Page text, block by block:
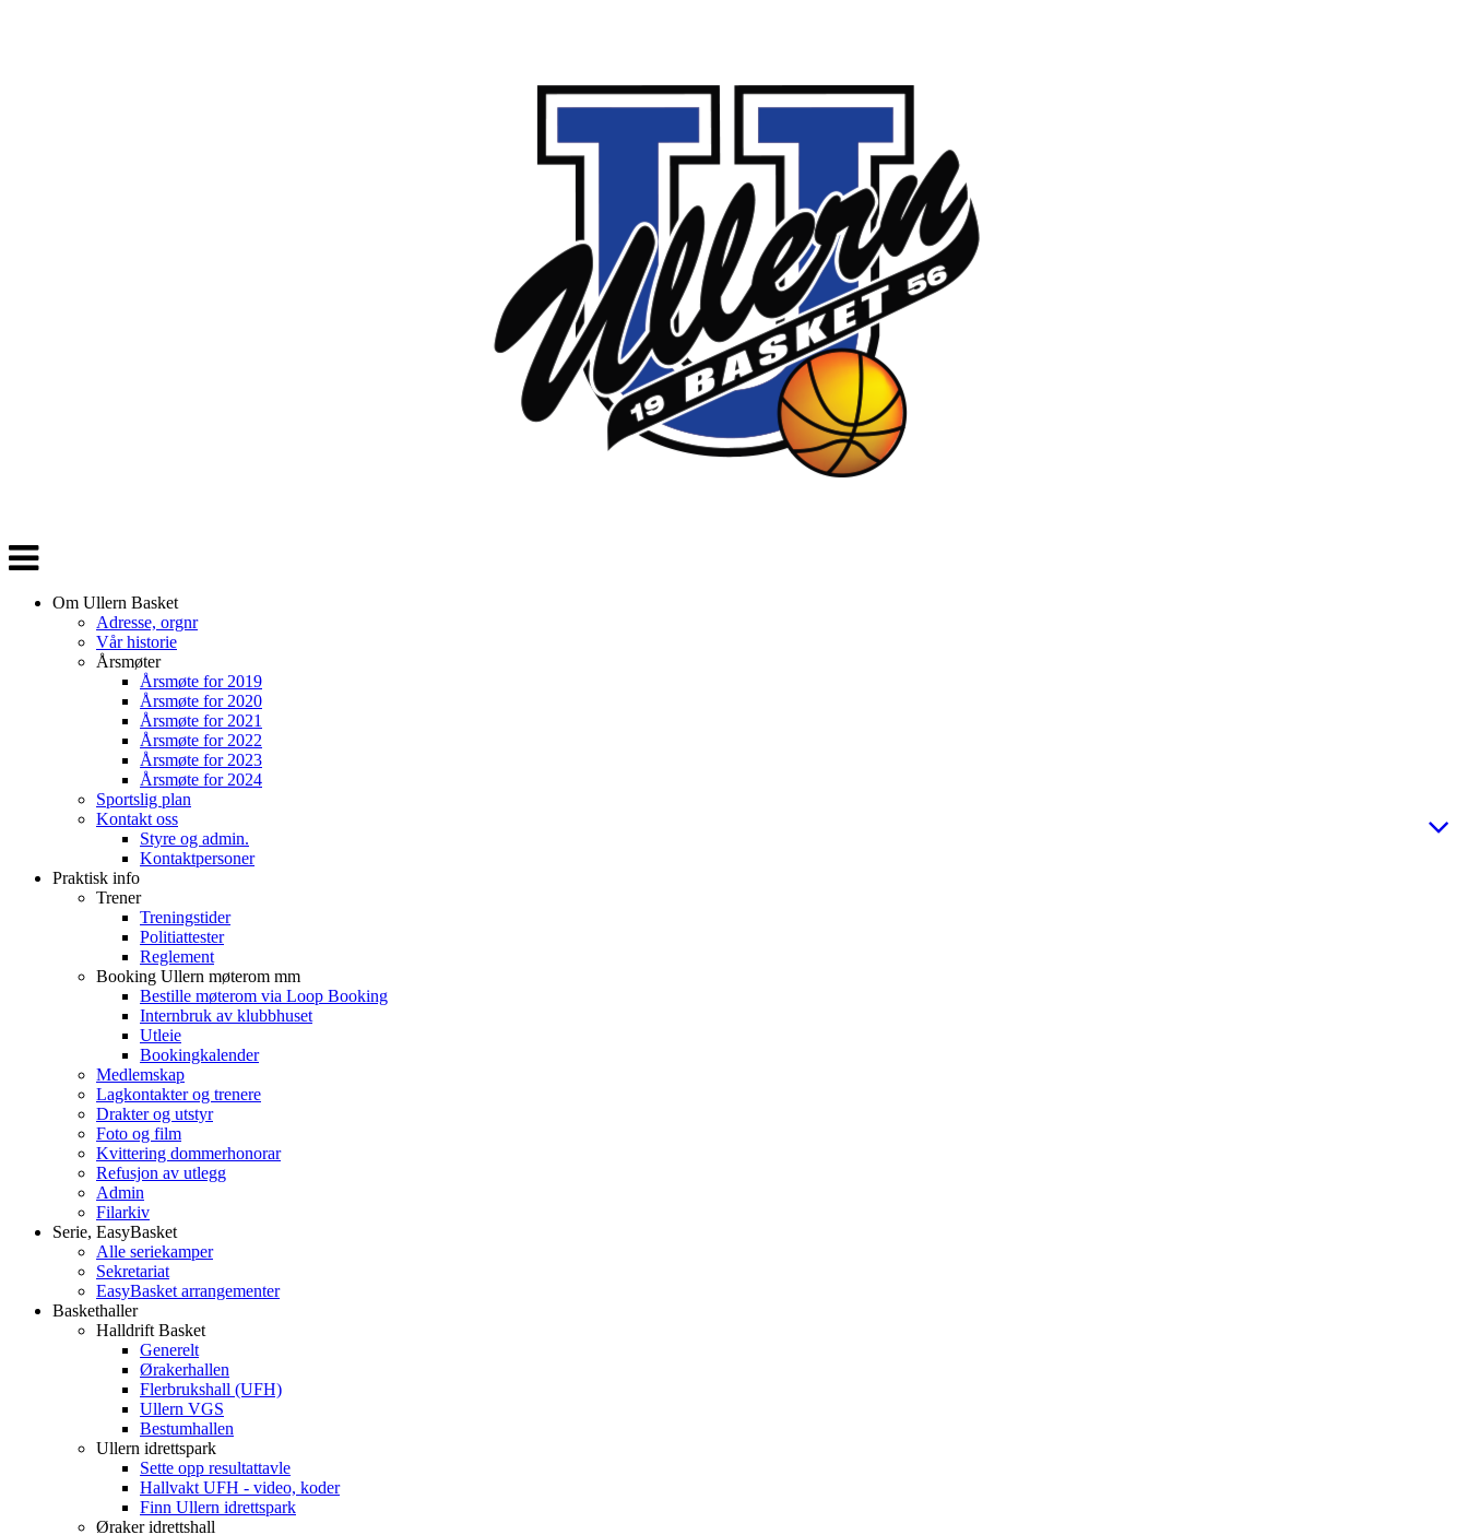
Veksle
navigasjon
Om Ullern Basket
Adresse, orgnr
Vår historie
Årsmøter
Årsmøte for 2019
Årsmøte for 2020
Årsmøte for 2021
Årsmøte for 2022
Årsmøte for 2023
Årsmøte for 2024
Sportslig plan
Kontakt oss
Styre og admin.
Kontaktpersoner
Praktisk info
Trener
Treningstider
Politiattester
Reglement
Booking Ullern møterom mm
Bestille møterom via Loop Booking
Internbruk av klubbhuset
Utleie
Bookingkalender
Medlemskap
Lagkontakter og trenere
Drakter og utstyr
Foto og film
Kvittering dommerhonorar
Refusjon av utlegg
Admin
Filarkiv
Serie, EasyBasket
Alle seriekamper
Sekretariat
EasyBasket arrangementer
Baskethaller
Halldrift Basket
Generelt
Ørakerhallen
Flerbrukshall (UFH)
Ullern VGS
Bestumhallen
Ullern idrettspark
Sette opp resultattavle
Hallvakt UFH - video, koder
Finn Ullern idrettspark
Øraker idrettshall